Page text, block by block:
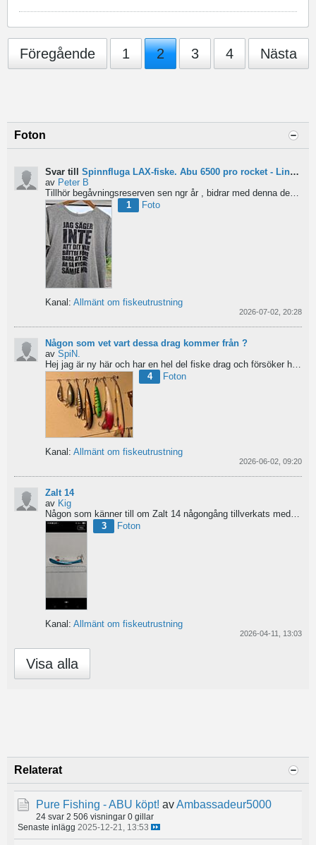
Föregående 1 2 3 4 Nästa
Foton
Svar till Spinnfluga LAX-fiske. Abu 6500 pro rocket - Lina för kort?
av Peter B
Tillhör begåvningsreserven sen ngr år , bidrar med denna devis.
1
Foto
Kanal: Allmänt om fiskeutrustning
2026-07-02, 20:28
Någon som vet vart dessa drag kommer från ?
av SpiN.
Hej jag är ny här och har en hel del fiske drag och försöker hitta information från vart dom kommer...
4
Foton
Kanal: Allmänt om fiskeutrustning
2026-06-02, 09:20
Zalt 14
av Kig
3
Foton
Kanal: Allmänt om fiskeutrustning
2026-04-11, 13:03
Visa alla
Relaterat
Pure Fishing - ABU köpt! avAmbassadeur5000
24 svar 2 506 visningar 0 gillar
Senaste inlägg 2025-12-21, 13:53